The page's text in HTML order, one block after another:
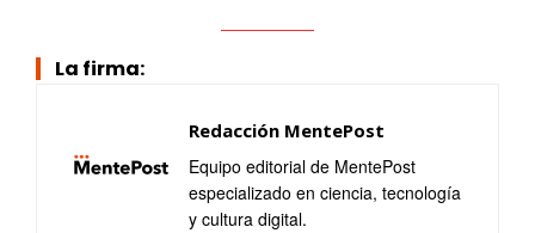
La firma:
Redacción MentePost
Equipo editorial de MentePost
especializado en ciencia, tecnología
y cultura digital.